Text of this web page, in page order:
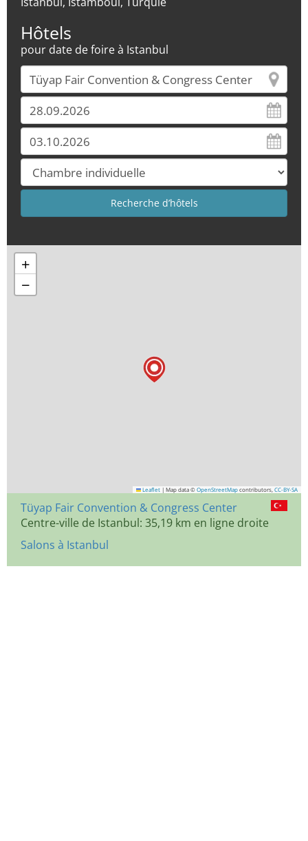
Hôtels
pour date de foire à Istanbul
+
−
Leaflet | Map data © OpenStreetMap contributors, CC-BY-SA
Tüyap Fair Convention & Congress Center
Centre-ville de Istanbul: 35,19 km en ligne droite
Salons à Istanbul